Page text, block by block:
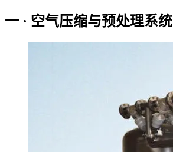
一 · 空气压缩与预处理系统